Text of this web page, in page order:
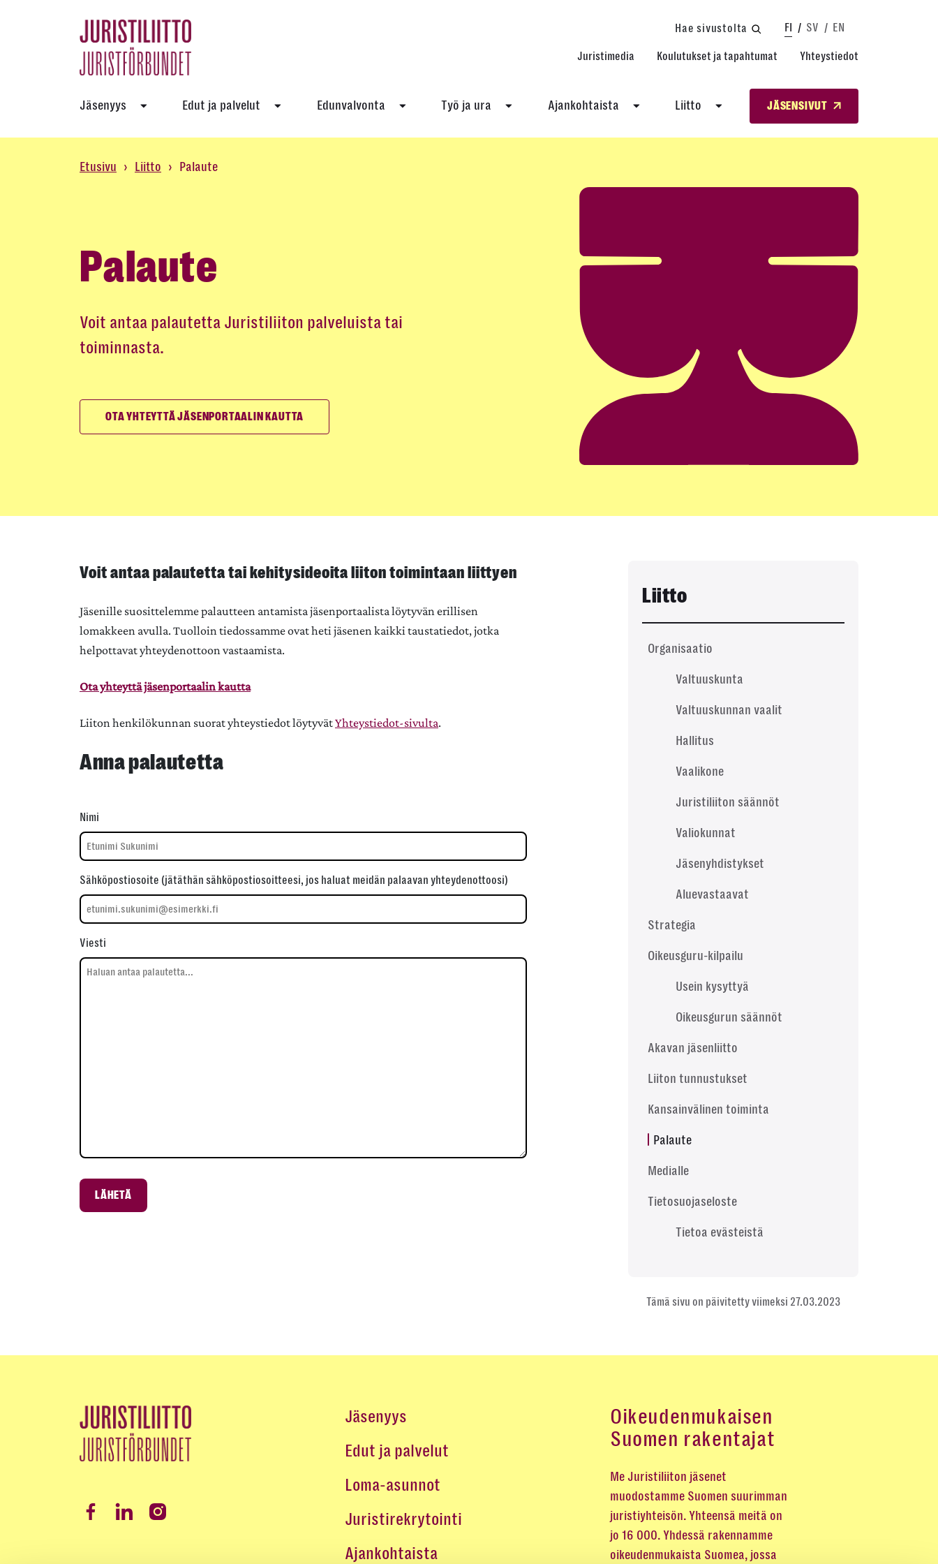
Hae sivustolta FI SV EN
Juristimedia Koulutukset ja tapahtumat Yhteystiedot
Jäsenyys Edut ja palvelut Edunvalvonta Työ ja ura Ajankohtaista Liitto JÄSENSIVUT
Etusivu › Liitto › Palaute
Palaute
Voit antaa palautetta Juristiliiton palveluista tai
toiminnasta.
OTA YHTEYTTÄ JÄSENPORTAALIN KAUTTA
Voit antaa palautetta tai kehitysideoita liiton toimintaan liittyen
Jäsenille suosittelemme palautteen antamista jäsenportaalista löytyvän erillisen
lomakkeen avulla. Tuolloin tiedossamme ovat heti jäsenen kaikki taustatiedot, jotka
helpottavat yhteydenottoon vastaamista.
Ota yhteyttä jäsenportaalin kautta
Liiton henkilökunnan suorat yhteystiedot löytyvätYhteystiedot-sivulta.
Anna palautetta
Nimi
Sähköpostiosoite (jätäthän sähköpostiosoitteesi, jos haluat meidän palaavan yhteydenottoosi)
Viesti
Liitto
Organisaatio
Valtuuskunta
Valtuuskunnan vaalit
Hallitus
Vaalikone
Juristiliiton säännöt
Valiokunnat
Jäsenyhdistykset
Aluevastaavat
Strategia
Oikeusguru-kilpailu
Usein kysyttyä
Oikeusgurun säännöt
Akavan jäsenliitto
Liiton tunnustukset
Kansainvälinen toiminta
Palaute
Medialle
Tietosuojaseloste
Tietoa evästeistä
Tämä sivu on päivitetty viimeksi 27.03.2023
Jäsenyys
Edut ja palvelut
Loma-asunnot
Juristirekrytointi
Ajankohtaista
Oikeudenmukaisen
Suomen rakentajat
Me Juristiliiton jäsenet
muodostamme Suomen suurimman
juristiyhteisön. Yhteensä meitä on
jo 16 000. Yhdessä rakennamme
oikeudenmukaista Suomea, jossa